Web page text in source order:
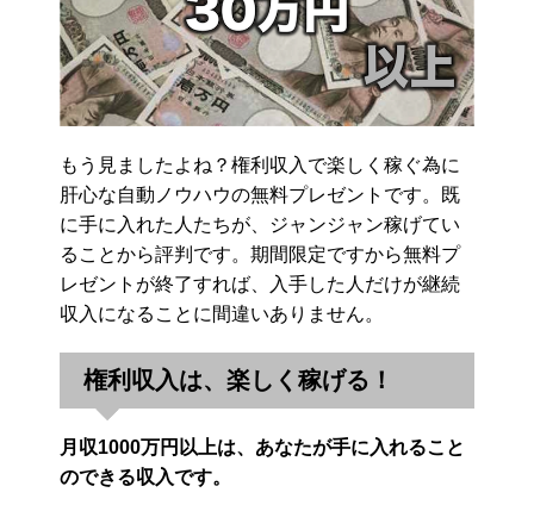
もう見ましたよね？権利収入で楽しく稼ぐ為に
肝心な自動ノウハウの無料プレゼントです。既
に手に入れた人たちが、ジャンジャン稼げてい
ることから評判です。期間限定ですから無料プ
レゼントが終了すれば、入手した人だけが継続
収入になることに間違いありません。
権利収入は、楽しく稼げる！
月収1000万円以上は、あなたが手に入れること
のできる収入です。